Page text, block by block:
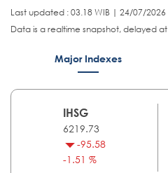
Last updated : 03.18 WIB | 24/07/2026
Data is a realtime snapshot, delayed
Major Indexes
IHSG
6219.73
-95.58
-1.51 %